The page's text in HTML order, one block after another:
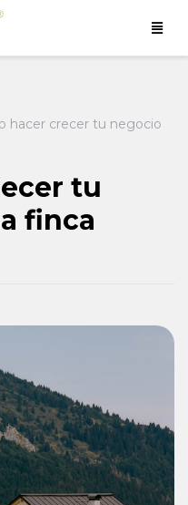
hacer crecer tu negocio
tu
finca